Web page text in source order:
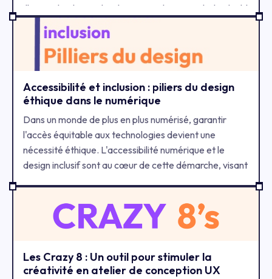
Illuin Technology, a leader in French AI, needed to build
a portal for their autonomous agents, they faced a
hurdle: how to make complex AI workflows intuitive
for end-users?
Accessibilité et inclusion : piliers du design
éthique dans le numérique
Dans un monde de plus en plus numérisé, garantir
l'accès équitable aux technologies devient une
nécessité éthique. L'accessibilité numérique et le
design inclusif sont au cœur de cette démarche, visant
Les Crazy 8 : Un outil pour stimuler la
créativité en atelier de conception UX